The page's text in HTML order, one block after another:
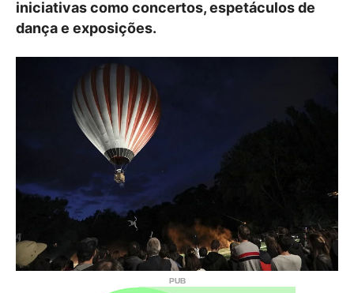
iniciativas como concertos, espetáculos de
dança e exposições.